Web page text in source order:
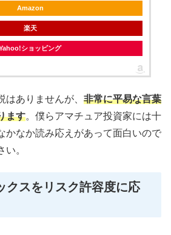
Amazon
楽天
ショッピング
ありませんが、 非常に平易な言葉
ます。僕らアマチュア投資家には十
かなか読み応えがあって面白いので
。
クスをリスク許容度に応